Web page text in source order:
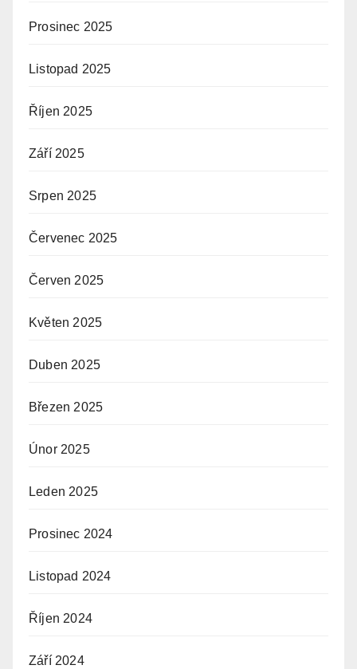
Prosinec 2025
Listopad 2025
Říjen 2025
Září 2025
Srpen 2025
Červenec 2025
Červen 2025
Květen 2025
Duben 2025
Březen 2025
Únor 2025
Leden 2025
Prosinec 2024
Listopad 2024
Říjen 2024
Září 2024